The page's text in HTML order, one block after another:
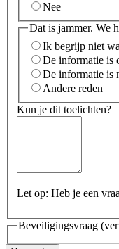
Nee
Dat is jammer. We
Ik begrijp niet
De informatie is
De informatie is
Andere reden
Kun je dit toelichten?
Let op: Heb je een
Beveiligingsvraag